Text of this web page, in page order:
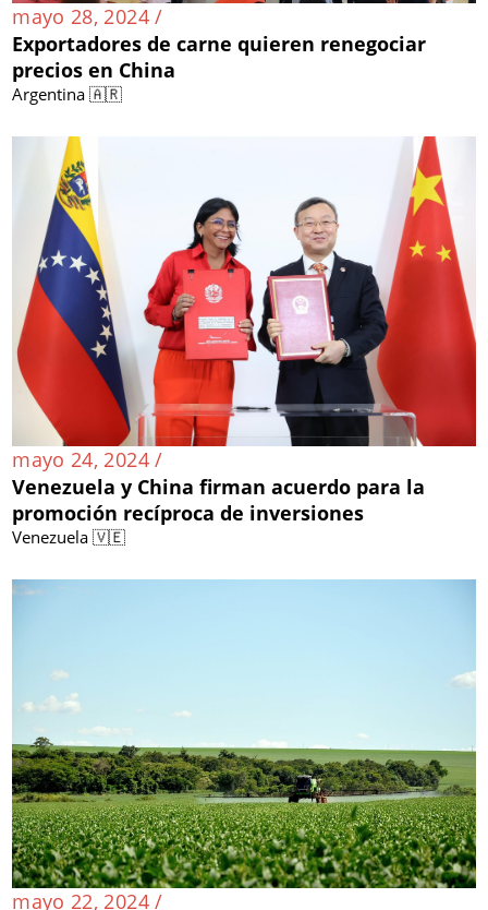
mayo 28, 2024 /
Exportadores de carne quieren renegociar
precios en China
Argentina 🇦🇷
mayo 24, 2024 /
Venezuela y China firman acuerdo para la
promoción recíproca de inversiones
Venezuela 🇻🇪
mayo 22, 2024 /